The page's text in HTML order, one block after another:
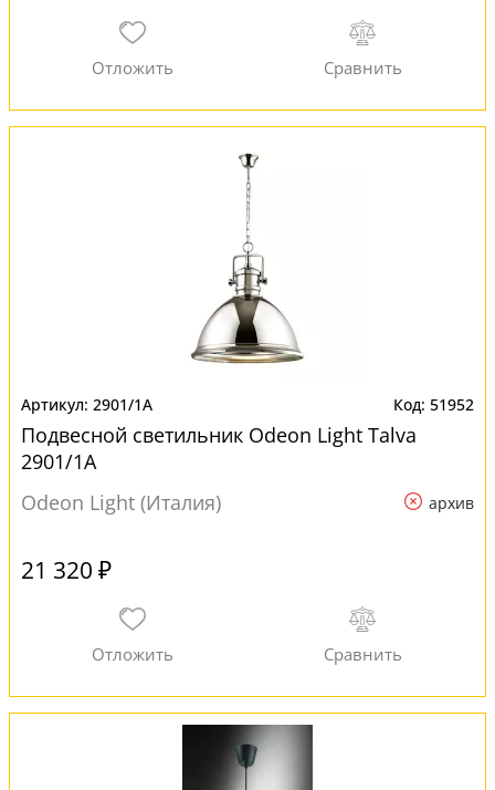
2901/1A 51952
Подвесной светильник Odeon Light Talva
2901/1A
Odeon Light (Италия)
архив
21 320 ₽